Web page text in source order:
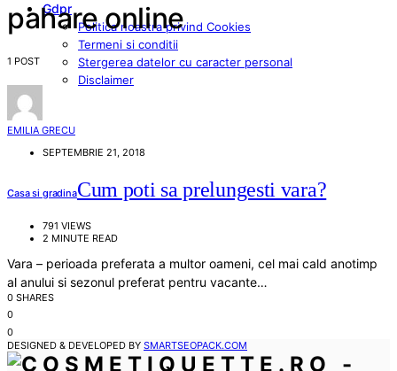
Gdpr
Politica noastra privind Cookies
Termeni si conditii
Stergerea datelor cu caracter personal
Disclaimer
pahare online
1 POST
EMILIA GRECU
SEPTEMBRIE 21, 2018
Casa si gradinaCum poti sa prelungesti vara?
791 VIEWS
2 MINUTE READ
Vara – perioada preferata a multor oameni, cel mai cald anotimp
al anului si sezonul preferat pentru vacante…
0 SHARES
0
0
DESIGNED & DEVELOPED BY SMARTSEOPACK.COM